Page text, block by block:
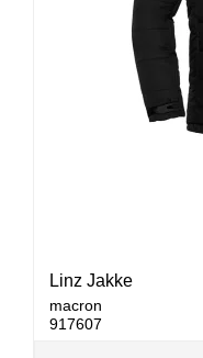
Linz Jakke
macron
917607